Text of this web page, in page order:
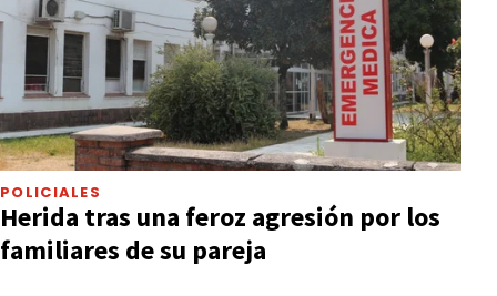
POLICIALES
Herida tras una feroz agresión por los
familiares de su pareja